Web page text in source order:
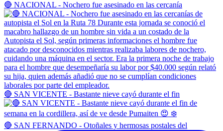
🔴 NACIONAL - Nochero fue asesinado en las cercanía
🔴 SAN VICENTE - Bastante nieve cayó durante el fin
🔴 SAN FERNANDO - Otoñales y hermosas postales del